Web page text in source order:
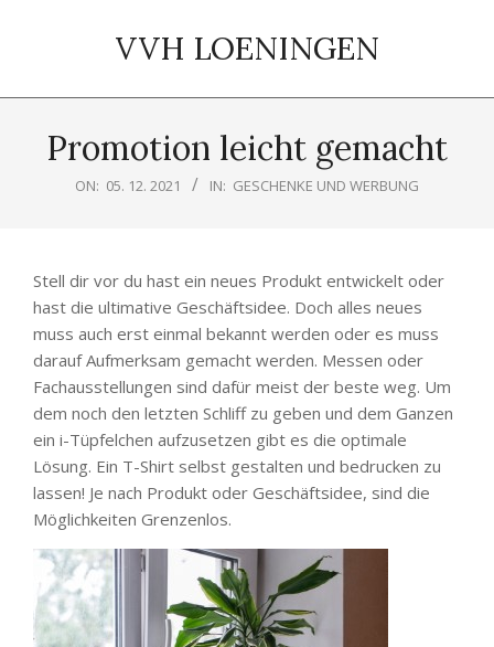
VVH LOENINGEN
NavigationPromotion leicht gemacht
ON: 05. 12. 2021 IN: GESCHENKE UND WERBUNG
Stell dir vor du hast ein neues Produkt entwickelt oder
hast die ultimative Geschäftsidee. Doch alles neues
muss auch erst einmal bekannt werden oder es muss
darauf Aufmerksam gemacht werden. Messen oder
Fachausstellungen sind dafür meist der beste weg. Um
dem noch den letzten Schliff zu geben und dem Ganzen
ein i-Tüpfelchen aufzusetzen gibt es die optimale
Lösung. Ein T-Shirt selbst gestalten und bedrucken zu
lassen! Je nach Produkt oder Geschäftsidee, sind die
Möglichkeiten Grenzenlos.